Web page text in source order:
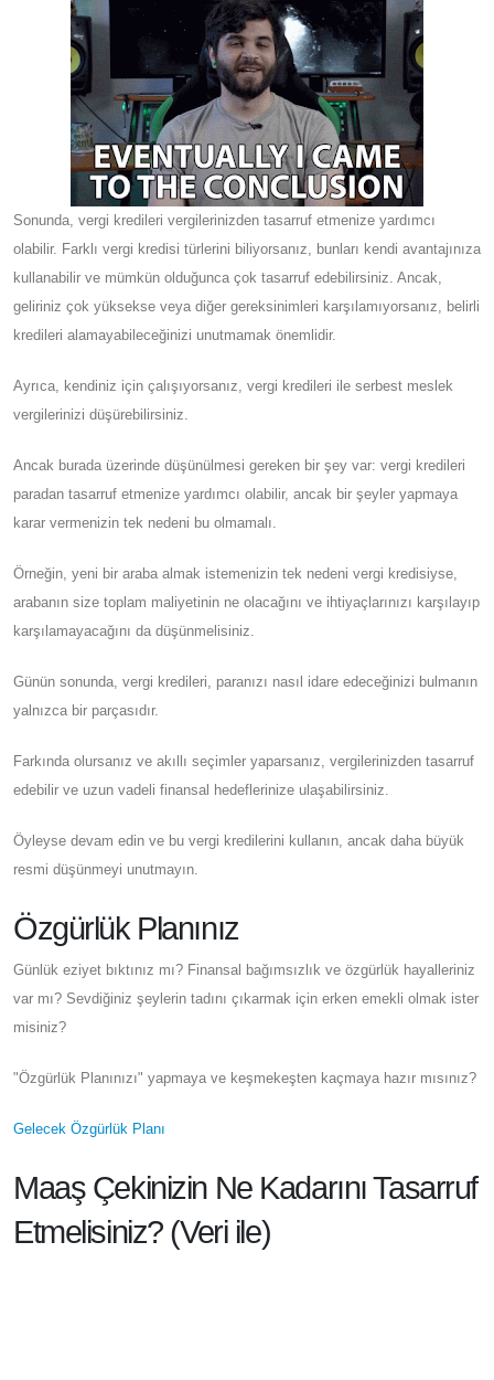
Sonunda, vergi kredileri vergilerinizden tasarruf etmenize yardımcı
olabilir. Farklı vergi kredisi türlerini biliyorsanız, bunları kendi avantajınıza
kullanabilir ve mümkün olduğunca çok tasarruf edebilirsiniz. Ancak,
geliriniz çok yüksekse veya diğer gereksinimleri karşılamıyorsanız, belirli
kredileri alamayabileceğinizi unutmamak önemlidir.
Ayrıca, kendiniz için çalışıyorsanız, vergi kredileri ile serbest meslek
vergilerinizi düşürebilirsiniz.
Ancak burada üzerinde düşünülmesi gereken bir şey var: vergi kredileri
paradan tasarruf etmenize yardımcı olabilir, ancak bir şeyler yapmaya
karar vermenizin tek nedeni bu olmamalı.
Örneğin, yeni bir araba almak istemenizin tek nedeni vergi kredisiyse,
arabanın size toplam maliyetinin ne olacağını ve ihtiyaçlarınızı karşılayıp
karşılamayacağını da düşünmelisiniz.
Günün sonunda, vergi kredileri, paranızı nasıl idare edeceğinizi bulmanın
yalnızca bir parçasıdır.
Farkında olursanız ve akıllı seçimler yaparsanız, vergilerinizden tasarruf
edebilir ve uzun vadeli finansal hedeflerinize ulaşabilirsiniz.
Öyleyse devam edin ve bu vergi kredilerini kullanın, ancak daha büyük
resmi düşünmeyi unutmayın.
Özgürlük Planınız
Günlük eziyet bıktınız mı? Finansal bağımsızlık ve özgürlük hayalleriniz
var mı? Sevdiğiniz şeylerin tadını çıkarmak için erken emekli olmak ister
misiniz?
"Özgürlük Planınızı" yapmaya ve keşmekeşten kaçmaya hazır mısınız?
Gelecek Özgürlük Planı
Maaş Çekinizin Ne Kadarını Tasarruf
Etmelisiniz? (Veri ile)